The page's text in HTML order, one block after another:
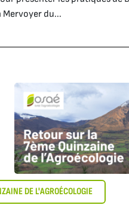
Mervoyer du...
DE L'AGROÉCOLOGIE